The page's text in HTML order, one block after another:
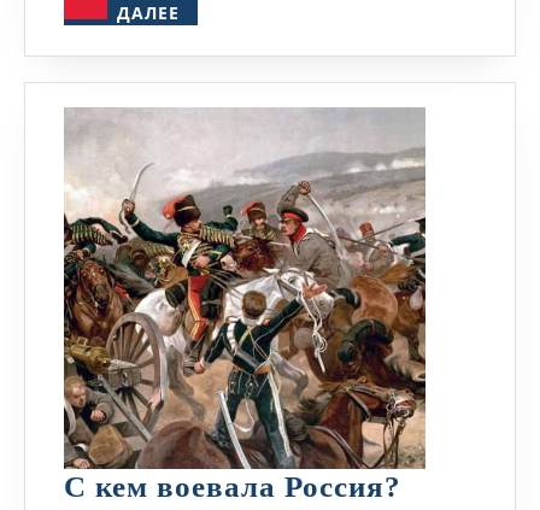
ДАЛЕЕ
С кем воевала Россия?